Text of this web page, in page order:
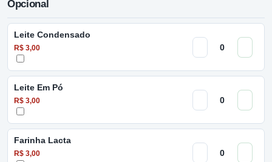
Opcional
Leite Condensado
R$ 3,00
Leite Em Pó
R$ 3,00
Farinha Lacta
R$ 3,00